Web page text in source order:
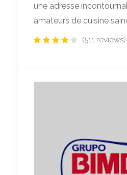
une adresse
amateurs de cuisine
(511 reviews)